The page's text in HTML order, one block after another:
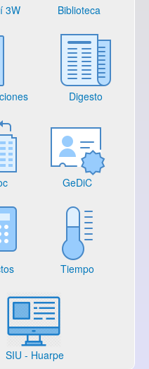
3W Biblioteca
Digesto
GeDiC
Tiempo
SIU - Huarpe